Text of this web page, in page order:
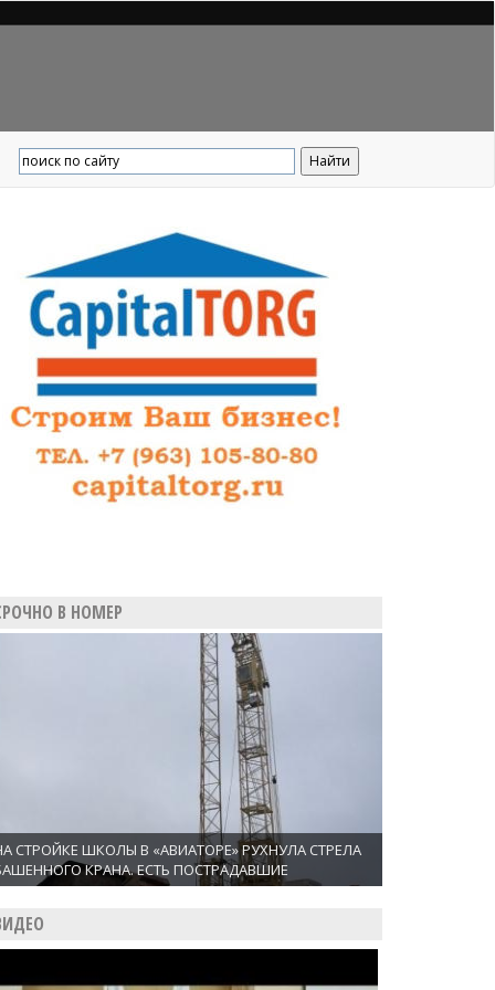
В НОМЕР
СТРОЙКЕ ШКОЛЫ В «АВИАТОРЕ» РУХНУЛА СТРЕЛА
КРАНА. ЕСТЬ ПОСТРАДАВШИЕ